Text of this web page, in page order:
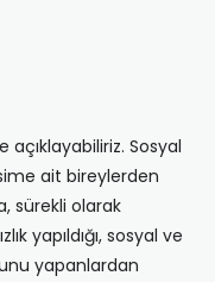
Sosyal
ait bireylerden
sürekli olarak
yapıldığı, sosyal ve
yapanlardan